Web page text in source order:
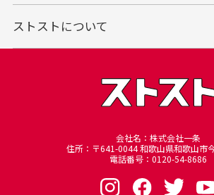
ストストについて
会社名：株式会社一条
住所：〒641-0044 和歌山県和歌山市
電話番号：0120-54-8686